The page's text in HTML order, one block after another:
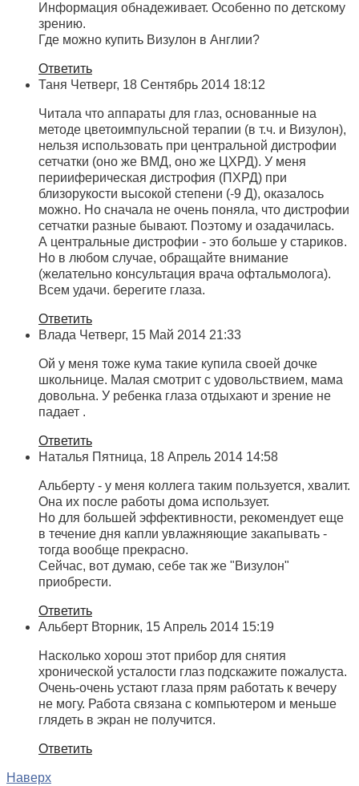
Информация обнадеживает. Особенно по детскому
зрению.
Где можно купить Визулон в Англии?
Ответить
Таня Четверг, 18 Сентябрь 2014 18:12
Читала что аппараты для глаз, основанные на
методе цветоимпульсной терапии (в т.ч. и Визулон),
нельзя использовать при центральной дистрофии
сетчатки (оно же ВМД, оно же ЦХРД). У меня
перииферическая дистрофия (ПХРД) при
близорукости высокой степени (-9 Д), оказалось
можно. Но сначала не очень поняла, что дистрофии
сетчатки разные бывают. Поэтому и озадачилась.
А центральные дистрофии - это больше у стариков.
Но в любом случае, обращайте внимание
(желательно консультация врача офтальмолога).
Всем удачи. берегите глаза.
Ответить
Влада Четверг, 15 Май 2014 21:33
Ой у меня тоже кума такие купила своей дочке
школьнице. Малая смотрит с удовольствием, мама
довольна. У ребенка глаза отдыхают и зрение не
падает .
Ответить
Наталья Пятница, 18 Апрель 2014 14:58
Альберту - у меня коллега таким пользуется, хвалит.
Она их после работы дома использует.
Но для большей эффективности, рекомендует еще
в течение дня капли увлажняющие закапывать -
тогда вообще прекрасно.
Сейчас, вот думаю, себе так же "Визулон"
приобрести.
Ответить
Альберт Вторник, 15 Апрель 2014 15:19
Насколько хорош этот прибор для снятия
хронической усталости глаз подскажите пожалуста.
Очень-очень устают глаза прям работать к вечеру
не могу. Работа связана с компьютером и меньше
глядеть в экран не получится.
Ответить
Наверх